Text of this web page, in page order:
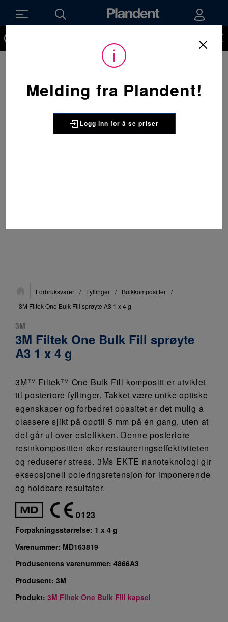
her:
Forbruksvarer / Fyllinger / Bulkkompositter /
3M Filtek One Bulk Fill sprøyte A3 1 x 4 g
3M
3M Filtek One Bulk Fill sprøyte
A3 1 x 4 g
3M™ Filtek™ One Bulk Fill kompositt er utviklet
til posteriore fyllinger. Takket være unike optiske
egenskaper og forbedret opasitet er det mulig å
plassere sjikt på opptil 5 mm på én gang, uten at
det går ut over estetikken. Denne posteriore
resinkompositten øker restaureringseffektiviteten
og reduserer stress. 3Ms EKTE nanoteknologi gir
eksepsjonell poleringsretensjon for imponerende
og holdbare resultater.
0123
Forpakningsstørrelse: 1 x 4 g
Varenummer: MD163819
Produsentens varenummer: 4866A3
Produsent: 3M
Produkt: 3M Filtek One Bulk Fill kapsel
Melding fra Plandent!
Logg inn for å se priser